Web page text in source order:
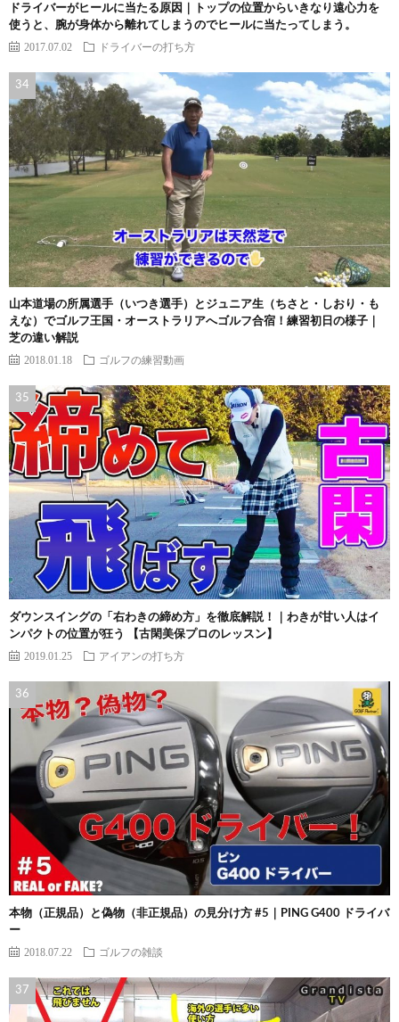
ドライバーがヒールに当たる原因｜トップの位置からいきなり遠心力を
使うと、腕が身体から離れてしまうのでヒールに当たってしまう。
2017.07.02 ドライバーの打ち方
山本道場の所属選手（いつき選手）とジュニア生（ちさと・しおり・も
えな）でゴルフ王国・オーストラリアへゴルフ合宿！練習初日の様子｜
芝の違い解説
2018.01.18 ゴルフの練習動画
ダウンスイングの「右わきの締め方」を徹底解説！｜わきが甘い人はイ
ンパクトの位置が狂う 【古閑美保プロのレッスン】
2019.01.25 アイアンの打ち方
本物（正規品）と偽物（非正規品）の見分け方 #5｜PING G400 ドライバ
ー
2018.07.22 ゴルフの雑談